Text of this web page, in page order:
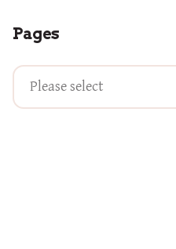
Pages
Please select